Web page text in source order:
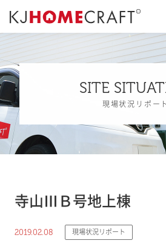
SITE
現場状況リポート
寺山ⅢＢ号地上棟
2019.02.08 現場状況リポート